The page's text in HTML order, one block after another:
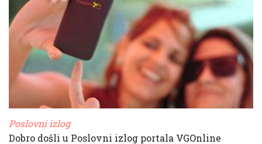
Poslovni izlog
Dobro došli u Poslovni izlog portala VGOnline